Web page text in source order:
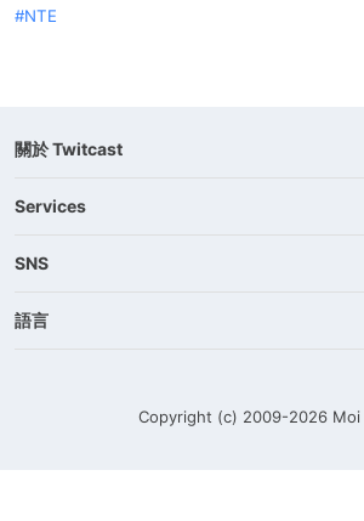
NTE
關於 Twitcast
Services
SNS
語言
Copyright (c) 2009-2026 Moi